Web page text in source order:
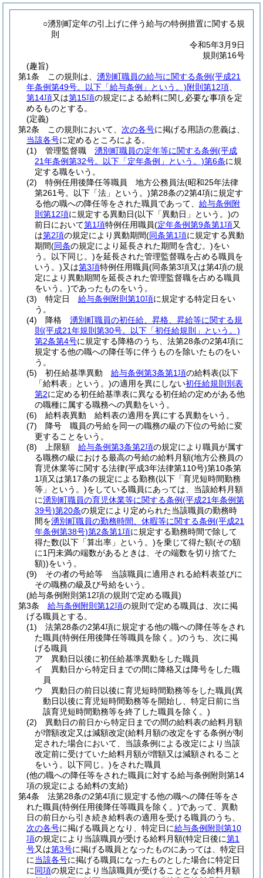
○湧別町定年の引上げに伴う給与の特例措置に関する規
則
令和5年3月9日
規則第16号
(趣旨)
第1条
この規則は、 湧別町職員の給与に関する条例(平成21
年条例第49号。以下「給与条例」という。)附則第12項
第14項又は第15項の規定による給料に関し必要な事項を定
めるものとする。
(定義)
第2条
この規則において、 次の各号に掲げる用語の意義は、
当該各号に定めるところによる。
(1)
管理監督職 湧別町職員の定年等に関する条例(平成
21年条例第32号。以下「定年条例」という。)第6条に規
定する職をいう。
(2)
特例任用後降任等職員 地方公務員法(昭和25年法律
第261号。以下「法」という。)第28条の2第4項に規定す
る他の職への降任等をされた職員であって、 給与条例附
則第12項に規定する異動日(以下「異動日」という。)の
前日において第1項特例任用職員(定年条例第9条第1項又
は第2項の規定により異動期間(同条第1項に規定する異動
期間(同条の規定により延長された期間を含む。)をい
う。以下同じ。)を延長された管理監督職を占める職員を
いう。)又は第3項特例任用職員(同条第3項又は第4項の規
定により異動期間を延長された管理監督職を占める職員
をいう。)であったものをいう。
(3)
特定日 給与条例附則第10項に規定する特定日をい
う。
(4)
降格 湧別町職員の初任給、昇格、昇給等に関する規
則 (平成21年規則第30号。以下「初任給規則」という。)
第2条第4号に規定する降格のうち、法第28条の2第4項に
規定する他の職への降任等に伴うものを除いたものをい
う。
(5)
初任給基準異動 給与条例第3条第1項の給料表(以下
「給料表」という。)の適用を異にしない初任給規則別表
第2に定める初任給基準表に異なる初任給の定めがある他
の職種に属する職務への異動をいう。
(6)
給料表異動 給料表の適用を異にする異動をいう。
(7)
降号 職員の号給を同一の職務の級の下位の号給に変
更することをいう。
(8)
上限額 給与条例第3条第2項の規定により職員が属す
る職務の級における最高の号給の給料月額(地方公務員の
育児休業等に関する法律(平成3年法律第110号)第10条第
1項又は第17条の規定による勤務(以下「育児短時間勤務
等」という。)をしている職員にあっては、当該給料月額
に湧別町職員の育児休業等に関する条例(平成21年条例第
39号)第20条の規定により定められた当該職員の勤務時
間を湧別町職員の勤務時間、休暇等に関する条例(平成21
年条例第38号)第2条第1項に規定する勤務時間で除して
得た数(以下「算出率」という。)を乗じて得た額(その額
に1円未満の端数があるときは、その端数を切り捨てた
額))をいう。
(9)
その者の号給等 当該職員に適用される給料表並びに
その職務の級及び号給をいう。
(給与条例附則第12項の規則で定める職員)
第3条
給与条例附則第12項の規則で定める職員は、次に掲
げる職員とする。
(1)
法第28条の2第4項に規定する他の職への降任等をされ
た職員(特例任用後降任等職員を除く。)のうち、次に掲
げる職員
ア
異動日以後に初任給基準異動をした職員
イ
異動日から特定日までの間に降格又は降号をした職
員
ウ
異動日の前日以後に育児短時間勤務等をした職員(異
動日以後に育児短時間勤務等を開始し、特定日前に当
該育児短時間勤務等を終了した職員を除く。)
(2)
異動日の前日から特定日までの間の給料表の給料月額
が増額改定又は減額改定(給料月額の改定をする条例が制
定された場合において、当該条例による改定により当該
改定前に受けていた給料月額が増額又は減額されること
をいう。以下同じ。)をされた職員
(他の職への降任等をされた職員に対する給与条例附則第14
項の規定による給料の支給)
第4条
法第28条の2第4項に規定する他の職への降任等をさ
れた職員(特例任用後降任等職員を除く。)であって、異動
日の前日から引き続き給料表の適用を受ける職員のうち、
次の各号に掲げる職員となり、特定日に給与条例附則第10
項の規定により当該職員が受ける給料月額(特定日後に第1
号又は第3号に掲げる職員となったものにあっては、特定日
に当該各号に掲げる職員になったものとした場合に特定日
に同項の規定により当該職員が受けることとなる給料月額